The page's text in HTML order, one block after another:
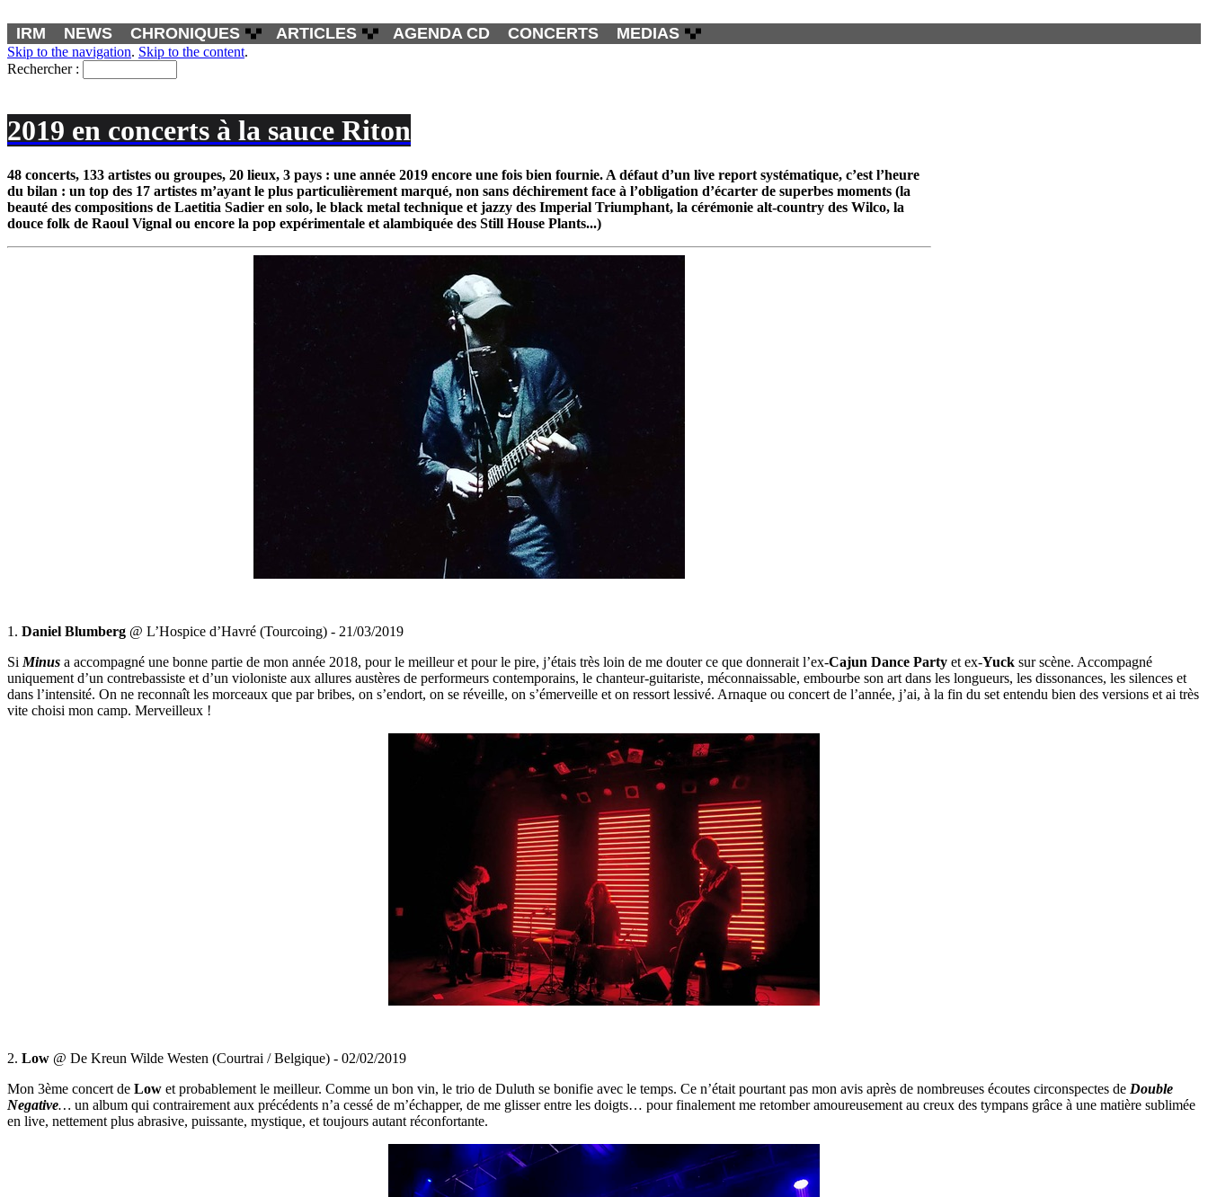
IRM NEWS CHRONIQUES ARTICLES AGENDA CD CONCERTS MEDIAS
Skip to the navigation. Skip to the content.
Rechercher :
2019 en concerts à la sauce Riton
48 concerts, 133 artistes ou groupes, 20 lieux, 3 pays : une année 2019 encore une fois bien fournie. A défaut d’un live report systématique, c’est l’heure
du bilan : un top des 17 artistes m’ayant le plus particulièrement marqué, non sans déchirement face à l’obligation d’écarter de superbes moments (la
beauté des compositions de Laetitia Sadier en solo, le black metal technique et jazzy des Imperial Triumphant, la cérémonie alt-country des Wilco, la
douce folk de Raoul Vignal ou encore la pop expérimentale et alambiquée des Still House Plants...)
1. Daniel Blumberg @ L’Hospice d’Havré (Tourcoing) - 21/03/2019
Si Minus a accompagné une bonne partie de mon année 2018, pour le meilleur et pour le pire, j’étais très loin de me douter ce que donnerait l’ex-Cajun Dance Party et ex-Yuck sur scène. Accompagné
uniquement d’un contrebassiste et d’un violoniste aux allures austères de performeurs contemporains, le chanteur-guitariste, méconnaissable, embourbe son art dans les longueurs, les dissonances, les silences et
dans l’intensité. On ne reconnaît les morceaux que par bribes, on s’endort, on se réveille, on s’émerveille et on ressort lessivé. Arnaque ou concert de l’année, j’ai, à la fin du set entendu bien des versions et ai très
vite choisi mon camp. Merveilleux !
2. Low @ De Kreun Wilde Westen (Courtrai / Belgique) - 02/02/2019
Mon 3ème concert de Low et probablement le meilleur. Comme un bon vin, le trio de Duluth se bonifie avec le temps. Ce n’était pourtant pas mon avis après de nombreuses écoutes circonspectes de Double
Negative… un album qui contrairement aux précédents n’a cessé de m’échapper, de me glisser entre les doigts… pour finalement me retomber amoureusement au creux des tympans grâce à une matière sublimée
en live, nettement plus abrasive, puissante, mystique, et toujours autant réconfortante.